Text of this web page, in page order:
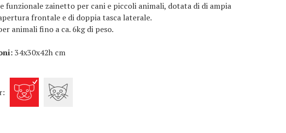
funzionale zainetto per cani e piccoli animali, dotata di di ampia
frontale e di doppia tasca laterale.
animali fino a ca. 6kg di peso.
34x30x42h cm